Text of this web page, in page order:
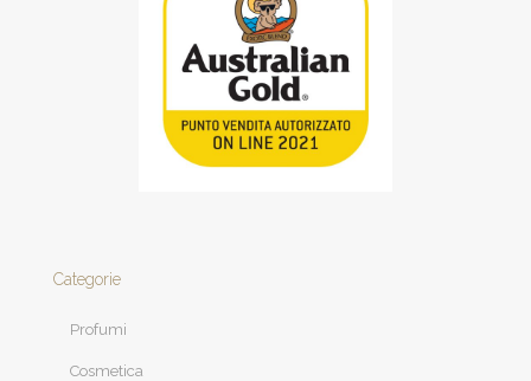
Categorie
Profumi
Cosmetica